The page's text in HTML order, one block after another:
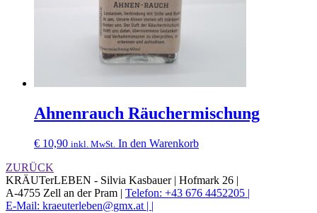
Ahnenrauch Räuchermischung
€ 10,90 inkl. MwSt. In den Warenkorb
ZURÜCK
KRÄUTerLEBEN - Silvia Kasbauer | Hofmark 26 |
A-4755 Zell an der Pram | Telefon: +43 676 4452205 |
E-Mail: kraeuterleben@gmx.at | |